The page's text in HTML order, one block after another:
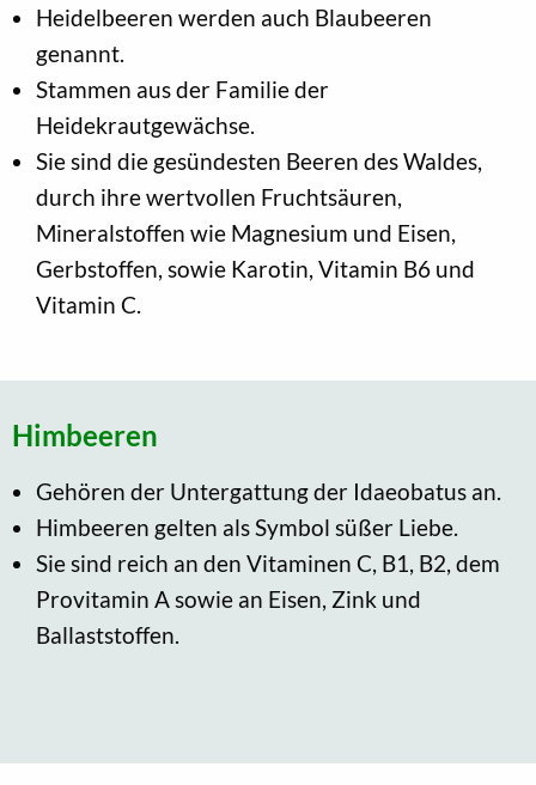
Heidelbeeren werden auch Blaubeeren
genannt.
Stammen aus der Familie der
Heidekrautgewächse.
Sie sind die gesündesten Beeren des Waldes,
durch ihre wertvollen Fruchtsäuren,
Mineralstoffen wie Magnesium und Eisen,
Gerbstoffen, sowie Karotin, Vitamin B6 und
Vitamin C.
Himbeeren
Gehören der Untergattung der Idaeobatus an.
Himbeeren gelten als Symbol süßer Liebe.
Sie sind reich an den Vitaminen C, B1, B2, dem
Provitamin A sowie an Eisen, Zink und
Ballaststoffen.